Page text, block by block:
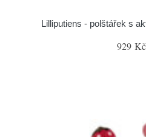
Lilliputiens - polštářek s
929 Kč